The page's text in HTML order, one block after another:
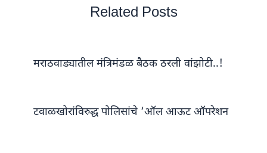
Related Posts
मराठवाड्यातील मंत्रिमंडळ बैठक ठरली वांझोटी..!
टवाळखोरांविरुद्ध पोलिसांचे ‘ऑल आऊट ऑपरेशन